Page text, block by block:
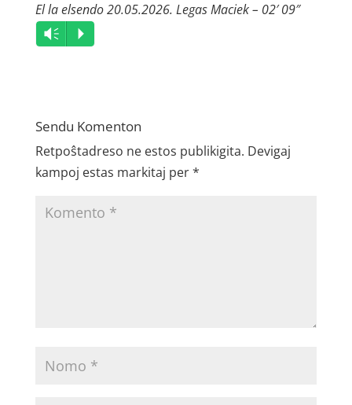
El la elsendo 20.05.2026. Legas Maciek – 02′ 09″
Audio
Player
Vm P
Sendu Komenton
Retpoŝtadreso ne estos publikigita. Devigaj
kampoj estas markitaj per*